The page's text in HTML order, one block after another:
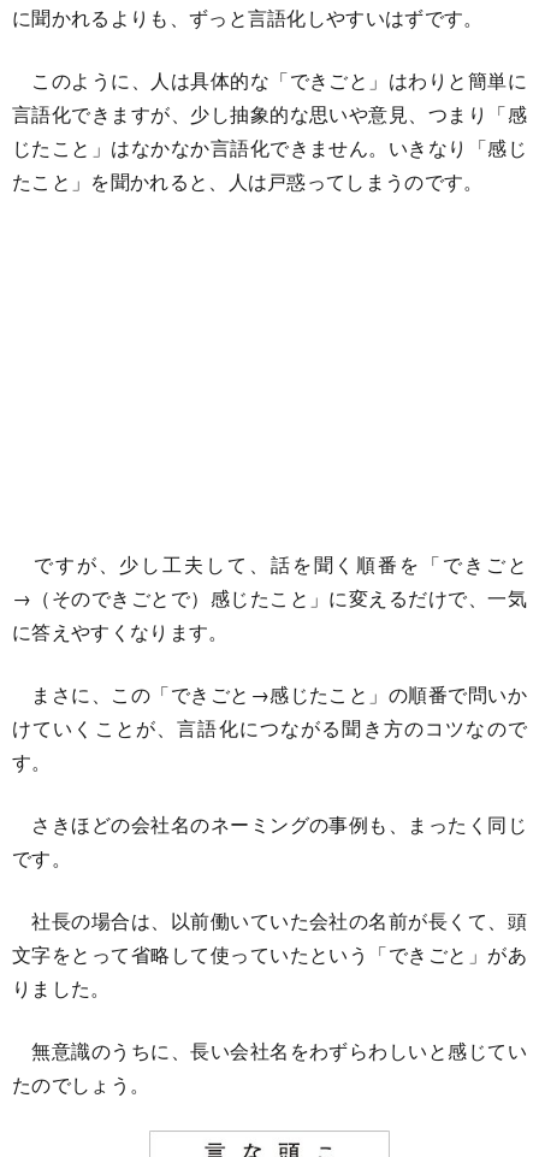
に聞かれるよりも、ずっと言語化しやすいはずです。
このように、人は具体的な「できごと」はわりと簡単に
言語化できますが、少し抽象的な思いや意見、つまり「感
じたこと」はなかなか言語化できません。いきなり「感じ
たこと」を聞かれると、人は戸惑ってしまうのです。
ですが、少し工夫して、話を聞く順番を「できごと
→（そのできごとで）感じたこと」に変えるだけで、一気
に答えやすくなります。
まさに、この「できごと→感じたこと」の順番で問いか
けていくことが、言語化につながる聞き方のコツなので
す。
さきほどの会社名のネーミングの事例も、まったく同じ
です。
社長の場合は、以前働いていた会社の名前が長くて、頭
文字をとって省略して使っていたという「できごと」があ
りました。
無意識のうちに、長い会社名をわずらわしいと感じてい
たのでしょう。